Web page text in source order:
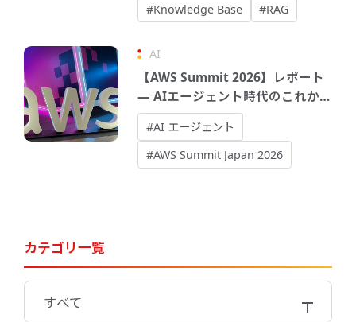
#Knowledge Base
#RAG
AI
【AWS Summit 2026】レポート
― AIエージェント時代のこれか
ら
#AI エージェント
#AWS Summit Japan 2026
カテゴリ一覧
すべて